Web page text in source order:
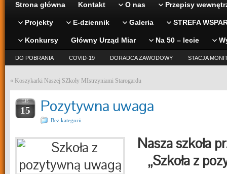
Strona główna Kontakt O nas Przepisy
Projekty E-dziennik Galeria STREFA
Konkursy Główny Urząd Miar Na 50 – lecie
DO POBRANIA COVID-19 DORADCA ZAWODOWY STACJA
« Koszykarki Naszej SZkoły MIstrzyniami Starogardu
LIS
15 Pozytywna uwaga
Bez kategorii
Nasza szkoła
„Szkoła z